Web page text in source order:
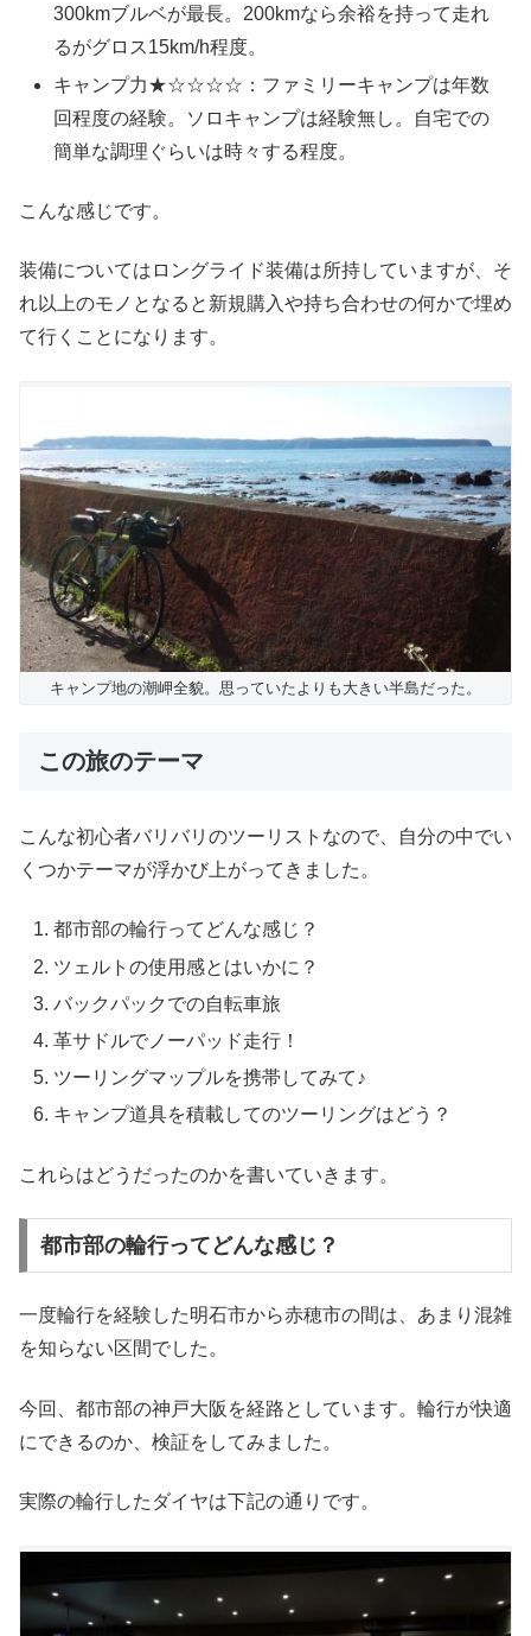
300kmブルベが最長。200kmなら余裕を持って走れ
るがグロス15km/h程度。
キャンプ力★☆☆☆☆：ファミリーキャンプは年数
回程度の経験。ソロキャンプは経験無し。自宅での
簡単な調理ぐらいは時々する程度。
こんな感じです。
装備についてはロングライド装備は所持していますが、そ
れ以上のモノとなると新規購入や持ち合わせの何かで埋め
て行くことになります。
キャンプ地の潮岬全貌。思っていたよりも大きい半島だった。
この旅のテーマ
こんな初心者バリバリのツーリストなので、自分の中でい
くつかテーマが浮かび上がってきました。
都市部の輪行ってどんな感じ？
ツェルトの使用感とはいかに？
バックパックでの自転車旅
革サドルでノーパッド走行！
ツーリングマップルを携帯してみて♪
キャンプ道具を積載してのツーリングはどう？
これらはどうだったのかを書いていきます。
都市部の輪行ってどんな感じ？
一度輪行を経験した明石市から赤穂市の間は、あまり混雑
を知らない区間でした。
今回、都市部の神戸大阪を経路としています。輪行が快適
にできるのか、検証をしてみました。
実際の輪行したダイヤは下記の通りです。